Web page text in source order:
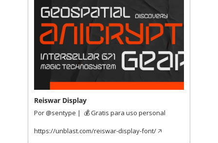
Reiswar Display
Por @sentype |  💰 Gratis para uso personal
https://unblast.com/reiswar-display-font/ 🡥